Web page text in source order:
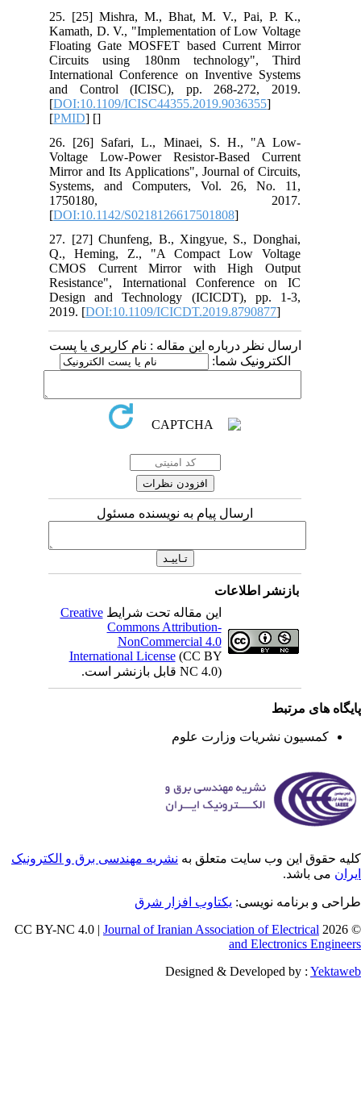
25. [25] Mishra, M., Bhat, M. V., Pai, P. K.,
Kamath, D. V., "Implementation of Low Voltage
Floating Gate MOSFET based Current Mirror
Circuits using 180nm technology", Third
International Conference on Inventive Systems
and Control (ICISC), pp. 268-272, 2019.
[DOI:10.1109/ICISC44355.2019.9036355
[PMID] [
26. [26] Safari, L., Minaei, S. H., "A Low-
Voltage Low-Power Resistor-Based Current
Mirror and Its Applications", Journal of Circuits,
Systems, and Computers, Vol. 26, No. 11,
1750180, 2017.
[DOI:10.1142/S0218126617501808
27. [27] Chunfeng, B., Xingyue, S., Donghai,
Q., Heming, Z., "A Compact Low Voltage
CMOS Current Mirror with High Output
Resistance", International Conference on IC
Design and Technology (ICICDT), pp. 1-3,
2019. [DOI:10.1109/ICICDT.2019.8790877
ارسال نظر درباره این مقاله : نام کاربری یا پست
الکترونیک شما:
ارسال پیام به نویسنده مسئول
بازنشر اطلاعات
این مقاله تحت شرایطCreative
Commons Attribution-
NonCommercial 4.0
International License(CC BY
NC 4.0) قابل بازنشر است.
های مرتبط
کمسیون نشریات وزارت علوم
حقوق این وب سایت متعلق بهنشریه مهندسی برق و الکترونیک
می باشد.
و برنامه نویسی: یکتاوب افزار شرق
©
Journal of Iranian Association of Electrical
and Electronics
Designed & Developed by :